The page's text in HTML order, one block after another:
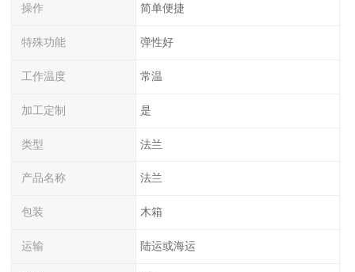
操作 简单便捷
特殊功能 弹性好
工作温度 常温
加工定制 是
类型 法兰
产品名称 法兰
包装 木箱
运输 陆运或海运